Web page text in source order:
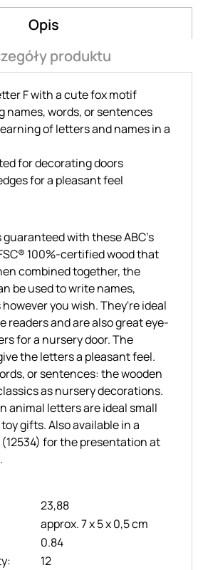
Opis
produktu
F with a cute fox motif
names, words, or sentences
of letters and names in a
for decorating doors
for a pleasant feel
with these ABC's
100%-certified wood that
combined together, the
be used to write names,
you wish. They're ideal
readers and are also great eye-
for a nursery door. The
the letters a pleasant feel.
or sentences: the wooden
as nursery decorations.
animal letters are ideal small
gifts. Also available in a
for the presentation at
23,88
approx. 7 x 5 x 0,5 cm
0.84
12